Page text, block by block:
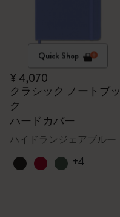
Quick Shop
¥ 4,070
クラシック ノートブッ
ク
ハードカバー
ハイドランジェアブルー
+4